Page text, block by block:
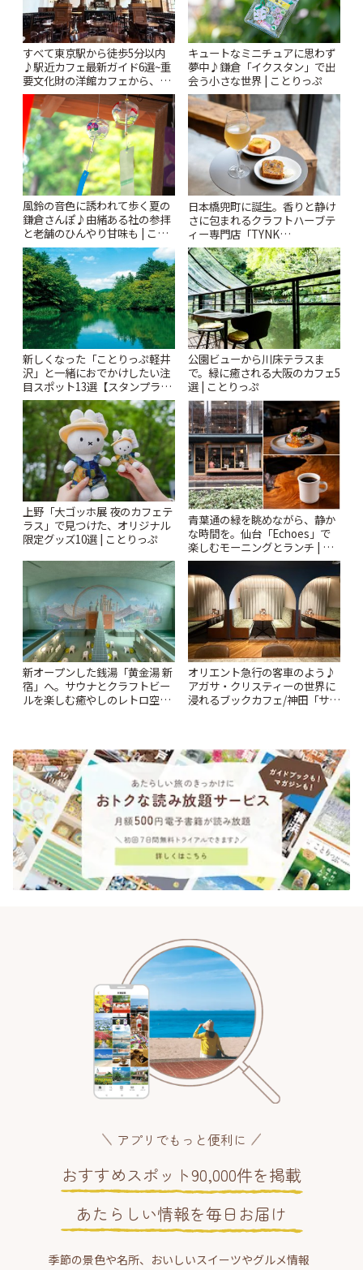
すべて東京駅から徒歩5分以内
♪駅近カフェ最新ガイド6選~重
要文化財の洋館カフェから、改
札すぐのレトロ喫茶まで~ | こと
りっぷ
キュートなミニチュアに思わず
夢中♪鎌倉「イクスタン」で出
会う小さな世界 | ことりっぷ
風鈴の音色に誘われて歩く夏の
鎌倉さんぽ♪由緒ある社の参拝
と老舗のひんやり甘味も | こと
りっぷ
日本橋兜町に誕生。香りと静け
さに包まれるクラフトハーブテ
ィー専門店「TYNK
Kabutocho」 | ことりっぷ
新しくなった「ことりっぷ軽井
沢」と一緒におでかけしたい注
目スポット13選【スタンプラリ
ー開催中】 | ことりっぷ
公園ビューから川床テラスま
で。緑に癒される大阪のカフェ5
選 | ことりっぷ
上野「大ゴッホ展 夜のカフェテ
ラス」で見つけた、オリジナル
限定グッズ10選 | ことりっぷ
青葉通の緑を眺めながら、静か
な時間を。仙台「Echoes」で
楽しむモーニングとランチ | こ
とりっぷ
新オープンした銭湯「黄金湯 新
宿」へ。サウナとクラフトビー
ルを楽しむ癒やしのレトロ空間
オリエント急行の客車のよう♪
アガサ・クリスティーの世界に
浸れるブックカフェ/神田「サロ
アプリでもっと便利に
おすすめスポット90,000件を掲載
あたらしい情報を毎日お届け
季節の景色や名所、おいしいスイーツやグルメ情報